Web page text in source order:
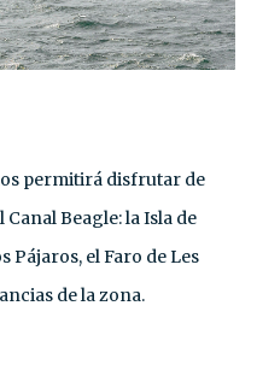
permitirá disfrutar de
Beagle: la Isla de
Pájaros, el Faro de Les
de la zona.